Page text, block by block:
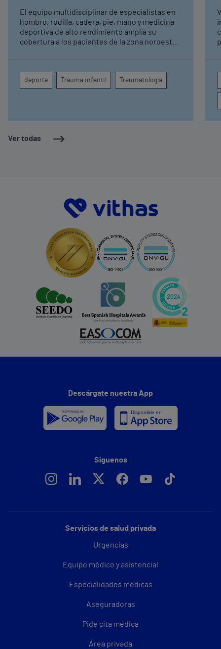
Ver todas
Madrid Aravaca
El equipo multidisciplinar de especialistas en
hombro, rodilla, cadera, pie, mano y medicina
deportiva de alto rendimiento amplía su
cobertura a los pacientes de la zona noroeste
deporte Trauma infantil Traumatología
Servicios de salud privada
Urgencias
Equipo médico y asistencial
Especialidades médicas
Aseguradoras
Pide cita médica
Área privada
Descárgate nuestra App
Síguenos